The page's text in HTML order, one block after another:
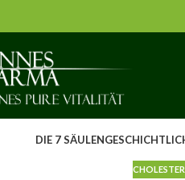
DIE 7 SÄULEN